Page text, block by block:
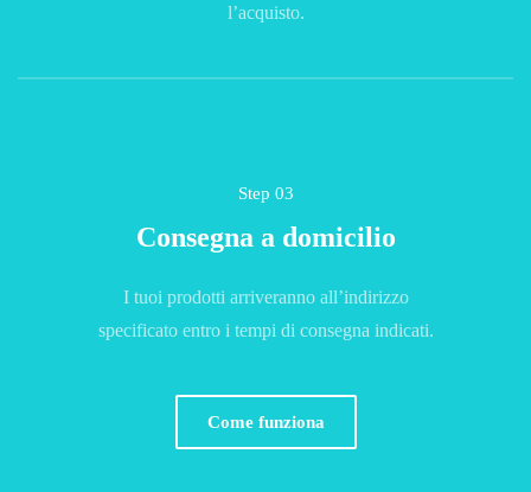
l’acquisto.
Step 03
Consegna a domicilio
I tuoi prodotti arriveranno all’indirizzo
specificato entro i tempi di consegna indicati.
Come funziona